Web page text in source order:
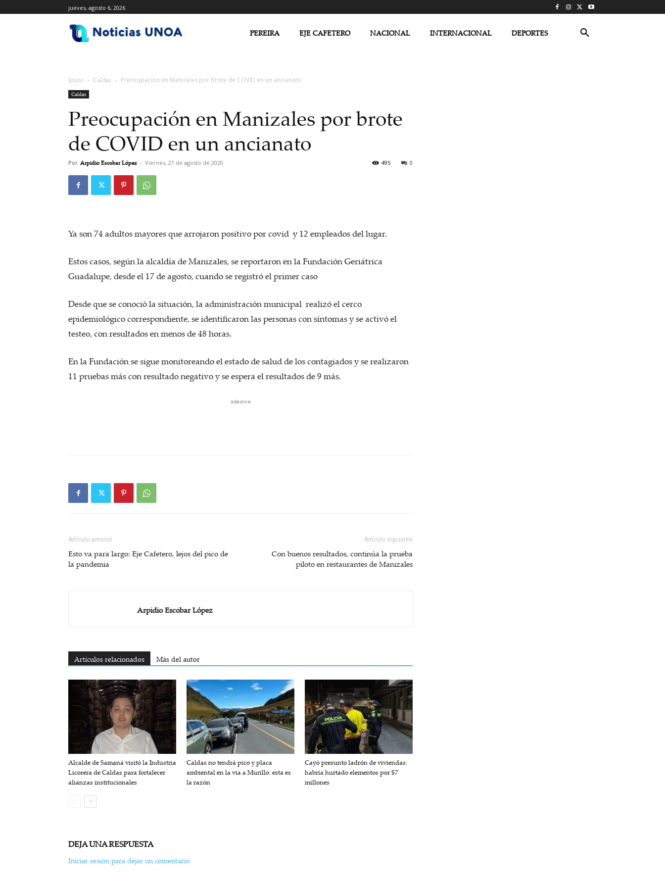
jueves, agosto 6, 2026
PEREIRA EJE CAFETERO NACIONAL INTERNACIONAL DEPORTES
Inicio Caldas Preocupación en Manizales por brote de COVID en un ancianato
Caldas
Preocupación en Manizales por brote
de COVID en un ancianato
Por Arpidio Escobar López - Viernes, 21 de agosto de 2020 0
495
Ya son 74 adultos mayores que arrojaron positivo por covid y 12 empleados del lugar.
Estos casos, según la alcaldía de Manizales, se reportaron en la Fundación Geriátrica
Guadalupe, desde el 17 de agosto, cuando se registró el primer caso
Desde que se conoció la situación, la administración municipal realizó el cerco
epidemiológico correspondiente, se identificaron las personas con síntomas y se activó el
testeo, con resultados en menos de 48 horas.
En la Fundación se sigue monitoreando el estado de salud de los contagiados y se realizaron
11 pruebas más con resultado negativo y se espera el resultados de 9 más.
adesnce
Artículo anterior
Esto va para largo: Eje Cafetero, lejos del pico de
la pandemia
Artículo siguiente
Con buenos resultados, continúa la prueba
piloto en restaurantes de Manizales
Arpidio Escobar López
Artículos relacionados Más del autor
Alcalde de Samaná visitó la Industria
Licorera de Caldas para fortalecer
alianzas institucionales
Caldas no tendrá pico y placa
ambiental en la vía a Murillo: esta es
la razón
Cayó presunto ladrón de viviendas:
habría hurtado elementos por $7
millones
DEJA UNA RESPUESTA
Iniciar sesión para dejar un comentario